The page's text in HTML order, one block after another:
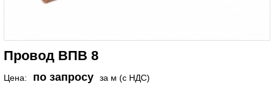
Провод ВПВ 8
Цена: по запросу
за м (с НДС)